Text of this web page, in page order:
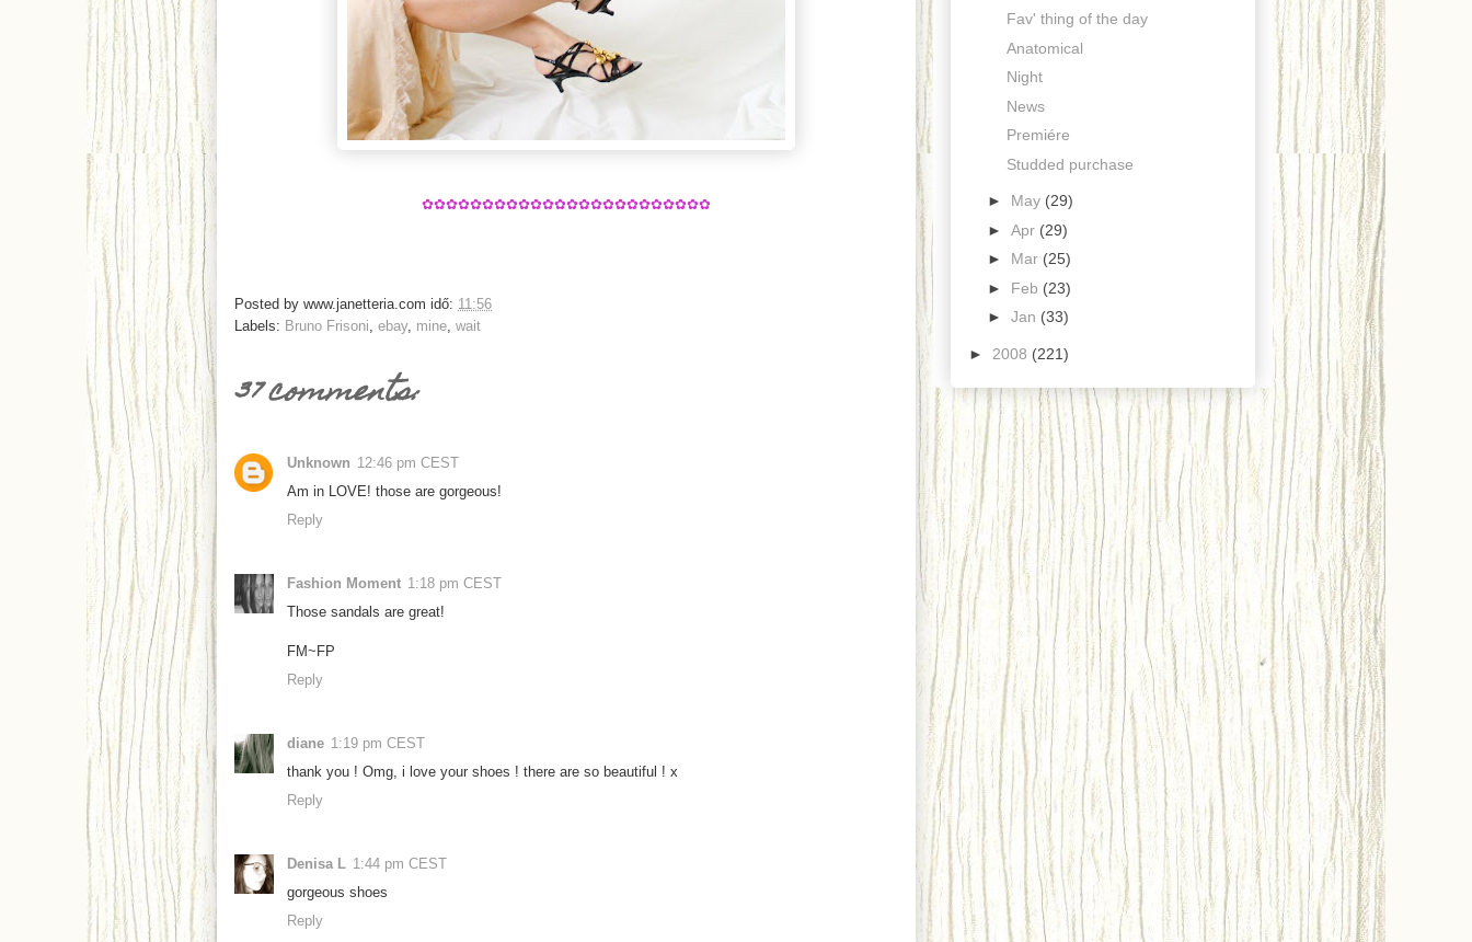
✿✿✿✿✿✿✿✿✿✿✿✿✿✿✿✿✿✿✿✿✿✿✿✿
Posted by www.janetteria.com idő: 11:56
Labels: Bruno Frisoni ebay, mine wait
37 comments:
Unknown 12:46 pm CEST
Am in LOVE! those are gorgeous!
Reply
Fashion Moment 1:18 pm CEST
Those sandals are great!
FM~FP
Reply
diane 1:19 pm CEST
thank you ! Omg, i love your shoes ! there are so beautiful ! x
Reply
Denisa L 1:44 pm CEST
gorgeous shoes
Reply
Fav' thing of the day
Anatomical
Night
News
Premiére
Studded purchase
► May (29)
► Apr (29)
► Mar (25)
► Feb (23)
► Jan (33)
► 2008 (221)